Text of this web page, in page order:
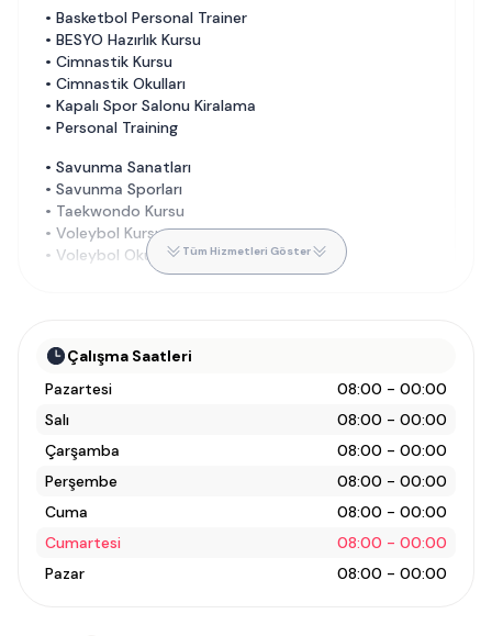
• Basketbol Personal Trainer
• BESYO Hazırlık Kursu
• Cimnastik Kursu
• Cimnastik Okulları
• Kapalı Spor Salonu Kiralama
• Personal Training
• Savunma Sanatları
• Savunma Sporları
• Taekwondo Kursu
• Voleybol Kursu
• Voleybol Okulları Tüm Hizmetleri Göster
Çalışma Saatleri
Pazartesi
08:00 - 00:00
Salı
08:00 - 00:00
Çarşamba
08:00 - 00:00
Perşembe
08:00 - 00:00
Cuma
08:00 - 00:00
Cumartesi
08:00 - 00:00
Pazar
08:00 - 00:00